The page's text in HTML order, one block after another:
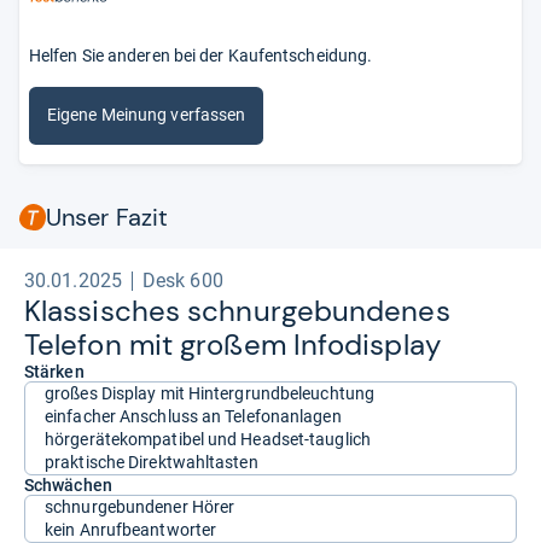
Helfen Sie anderen bei der Kaufentscheidung.
Eigene Meinung verfassen
Unser Fazit
30.01.2025 Desk 600
Klas­si­sches schnur­ge­bun­de­nes
Tele­fon mit großem Info­dis­play
Stärken
großes Display mit Hintergrundbeleuchtung
einfacher Anschluss an Telefonanlagen
hörgerätekompatibel und Headset-tauglich
praktische Direktwahltasten
Schwächen
schnurgebundener Hörer
kein Anrufbeantworter